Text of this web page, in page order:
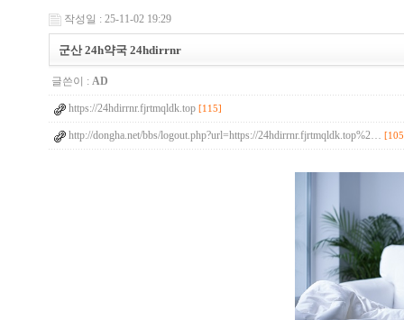
작성일 : 25-11-02 19:29
군산 24h약국 24hdirrnr
글쓴이 : AD
https://24hdirrnr.fjrtmqldk.top [115]
http://dongha.net/bbs/logout.php?url=https://24hdirrnr.fjrtmqldk.top%2…